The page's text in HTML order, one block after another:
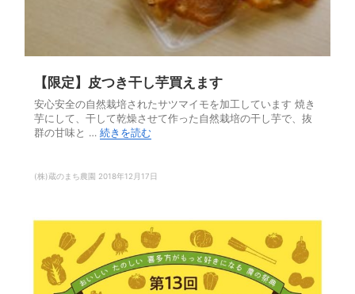
【限定】皮つき干し芋買えます
安心安全の自然栽培されたサツマイモを加工しています 焼き
芋にして、干して乾燥させて作った自然栽培の干し芋で、抜
群の甘味と … 続きを読む
(株)蔵のまち農園 2018年12月17日